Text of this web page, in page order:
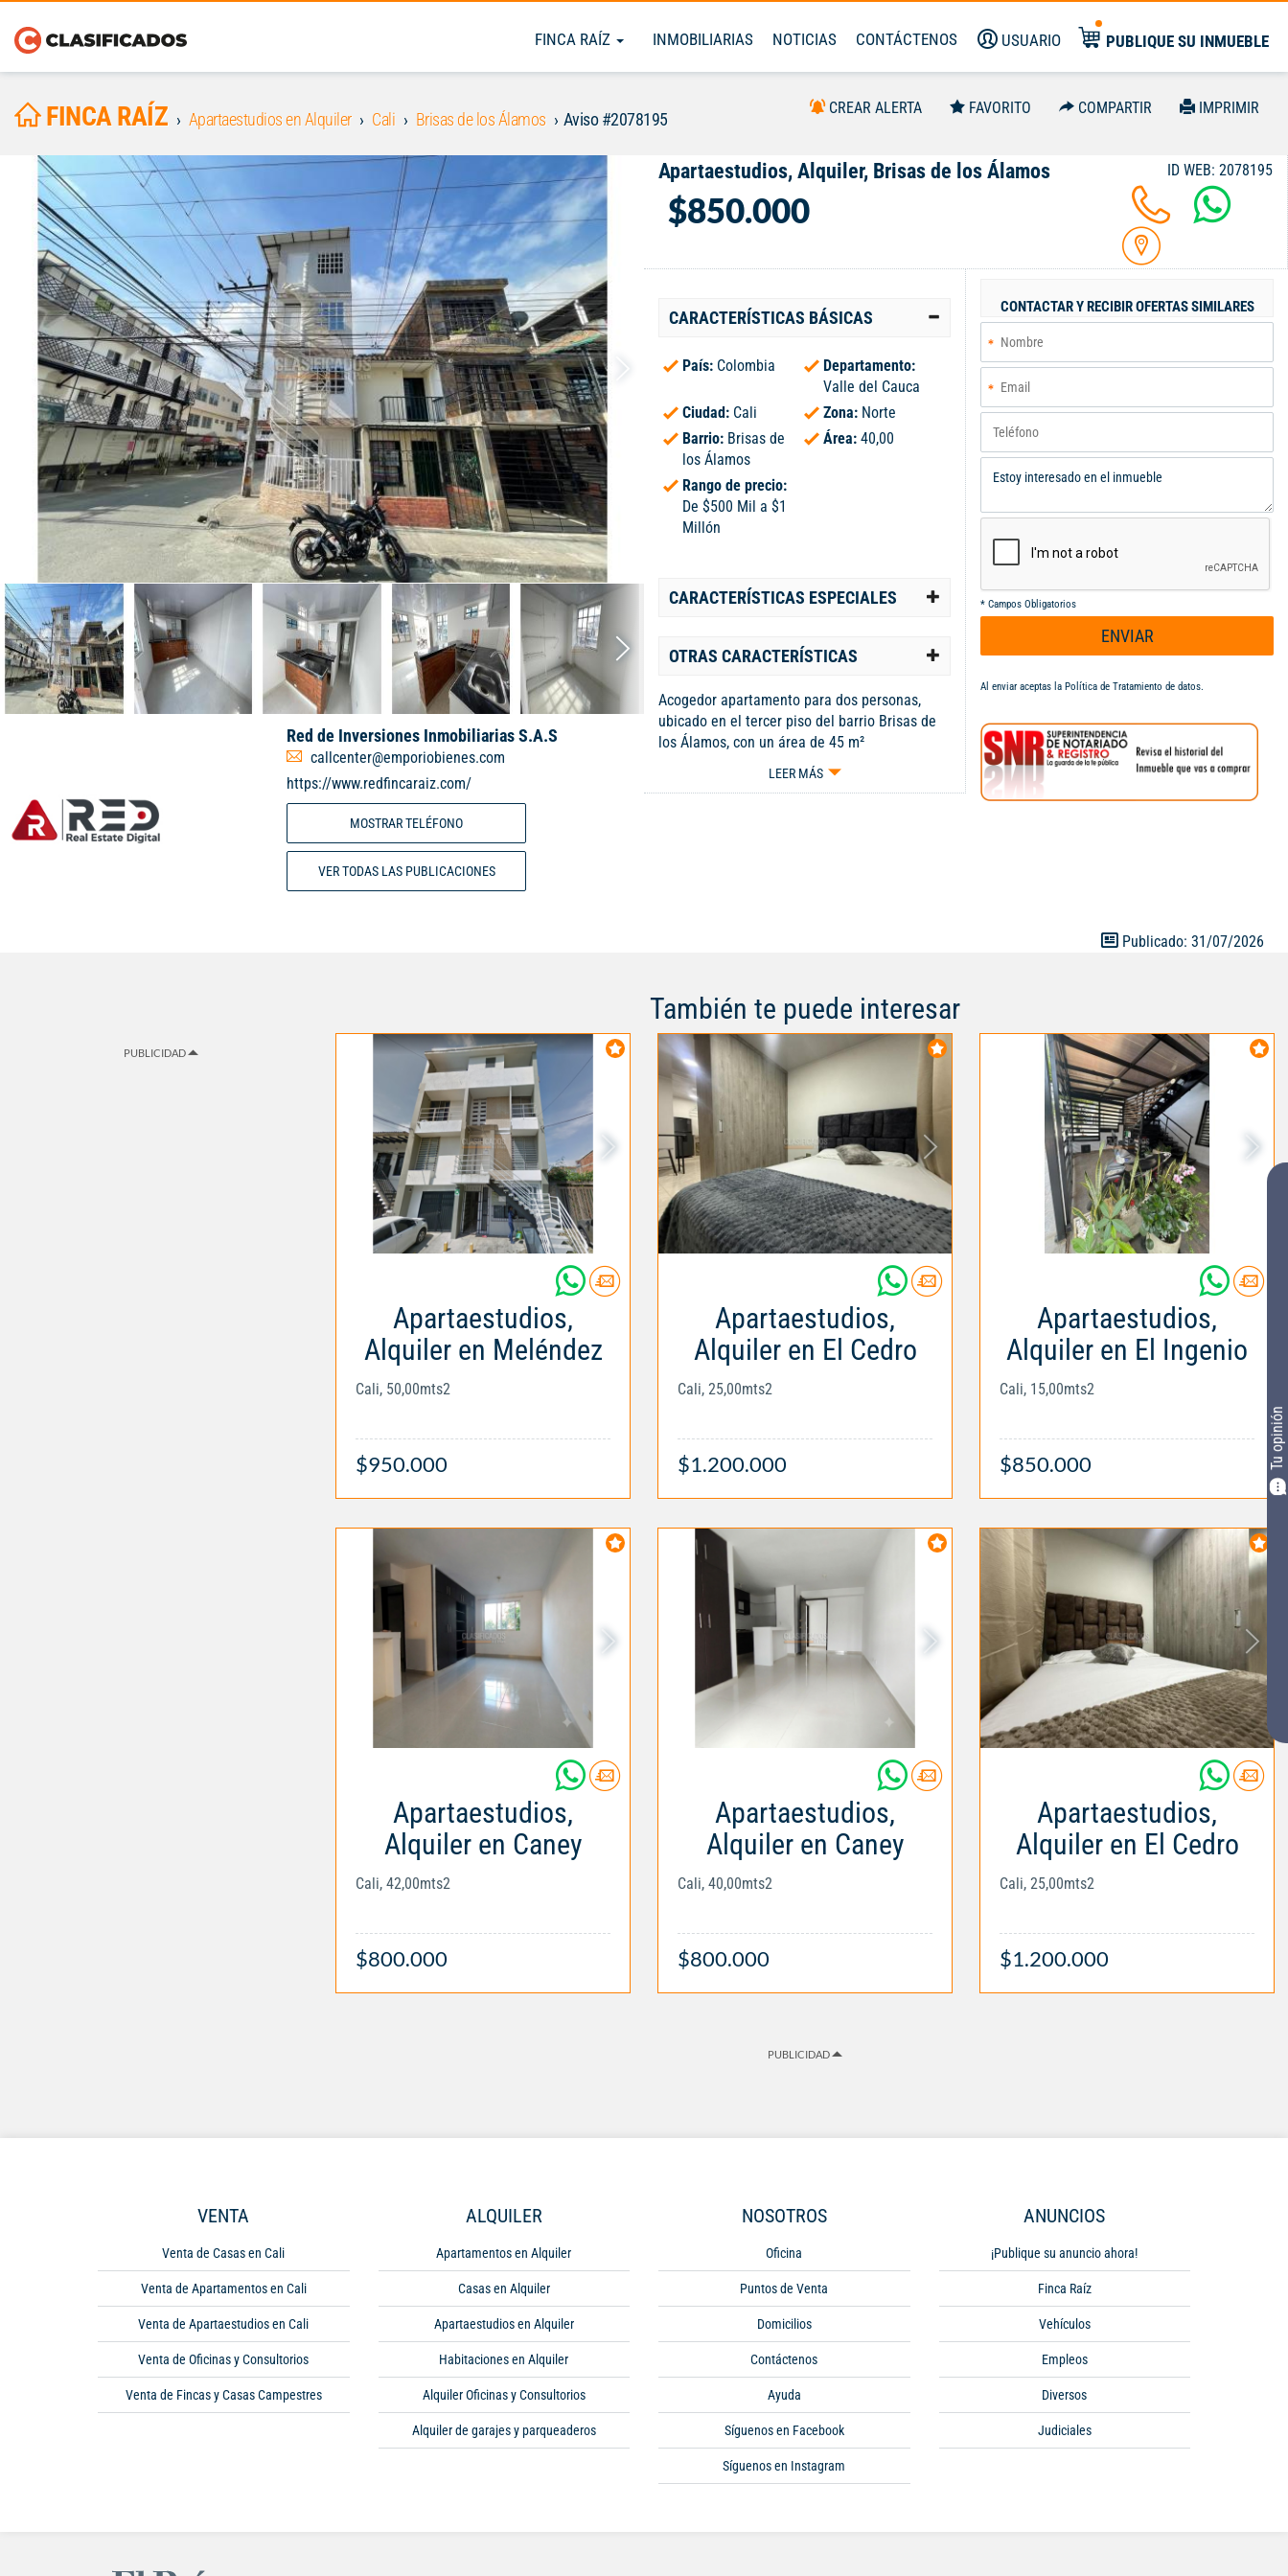
FINCA RAÍZ INMOBILIARIAS NOTICIAS CONTÁCTENOS USUARIO PUBLIQUE SU INMUEBLE
Tu opinión
FINCA RAÍZ Apartaestudios en Alquiler Cali Brisas de los Álamos Aviso #2078195
CREAR ALERTA FAVORITO COMPARTIR IMPRIMIR
Red de Inversiones Inmobiliarias S.A.S
callcenter@emporiobienes.com
https://www.redfincaraiz.com/
MOSTRAR TELÉFONO
VER TODAS LAS PUBLICACIONES
Apartaestudios, Alquiler, Brisas de los Álamos
$850.000
ID WEB: 2078195
CARACTERÍSTICAS BÁSICAS
País: Colombia
Departamento:
Valle del Cauca
Ciudad: Cali Zona: Norte
Barrio: Brisas de
los Álamos
Área: 40,00
Rango de precio:
De $500 Mil a $1
Millón
CARACTERÍSTICAS ESPECIALES
OTRAS CARACTERÍSTICAS
Acogedor apartamento para dos personas,
ubicado en el tercer piso del barrio Brisas de
los Álamos, con un área de 45 m²
perfectamente distribuidos. Cuenta con 2
habitaciones con closet, zona de oficios
LEER MÁS
CONTACTAR Y RECIBIR OFERTAS SIMILARES
* Campos Obligatorios
ENVIAR
Al enviar aceptas la Política de Tratamiento de datos.
Publicado: 31/07/2026
PUBLICIDAD
También te puede interesar
Apartaestudios,
Alquiler en Meléndez
Cali, 50,00mts2
$950.000
Apartaestudios,
Alquiler en El Cedro
Cali, 25,00mts2
$1.200.000
Apartaestudios,
Alquiler en El Ingenio
Cali, 15,00mts2
$850.000
Apartaestudios,
Alquiler en Caney
Cali, 42,00mts2
$800.000
Apartaestudios,
Alquiler en Caney
Cali, 40,00mts2
$800.000
Apartaestudios,
Alquiler en El Cedro
Cali, 25,00mts2
$1.200.000
PUBLICIDAD
VENTA
Venta de Casas en Cali
Venta de Apartamentos en Cali
Venta de Apartaestudios en Cali
Venta de Oficinas y Consultorios
Venta de Fincas y Casas Campestres
ALQUILER
Apartamentos en Alquiler
Casas en Alquiler
Apartaestudios en Alquiler
Habitaciones en Alquiler
Alquiler Oficinas y Consultorios
Alquiler de garajes y parqueaderos
NOSOTROS
Oficina
Puntos de Venta
Domicilios
Contáctenos
Ayuda
Síguenos en Facebook
Síguenos en Instagram
ANUNCIOS
¡Publique su anuncio ahora!
Finca Raíz
Vehículos
Empleos
Diversos
Judiciales